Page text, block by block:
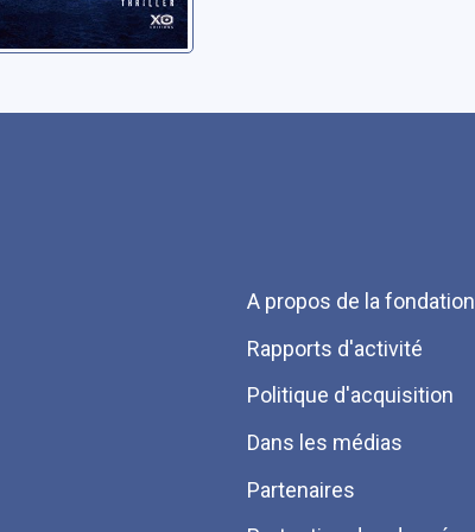
Menu
Pied
de
page
A propos de la fondation
Rapports d'activité
Politique d'acquisition
Dans les médias
Partenaires